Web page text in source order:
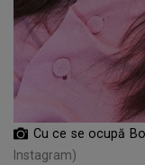
Cu ce se ocupă
Instagram)